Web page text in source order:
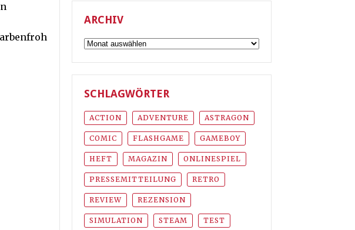
ARCHIV
Archiv
SCHLAGWÖRTER
ACTION ADVENTURE ASTRAGON
COMIC FLASHGAME GAMEBOY
HEFT MAGAZIN ONLINESPIEL
PRESSEMITTEILUNG RETRO
REVIEW REZENSION
SIMULATION STEAM TEST